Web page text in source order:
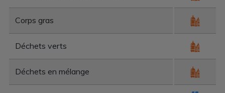
Corps gras
Déchets verts
Déchets en mélange